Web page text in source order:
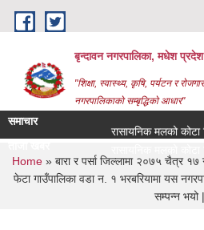
Skip to main content
बृन्दावन नगरपालिका, मधेश प्रदेश
"शिक्षा, स्वास्थ्य, कृषि, पर्यटन र
नगरपालिकाको सम्बृद्धिको आधार"
समाचार
रासायनिक मलको कोटा
You are here
Home » बारा र पर्सा जिल्लामा २०७५ चैत्र १७
फेटा गाउँपालिका वडा न. १ भरबरियामा यस
सम्पन्न भयो |